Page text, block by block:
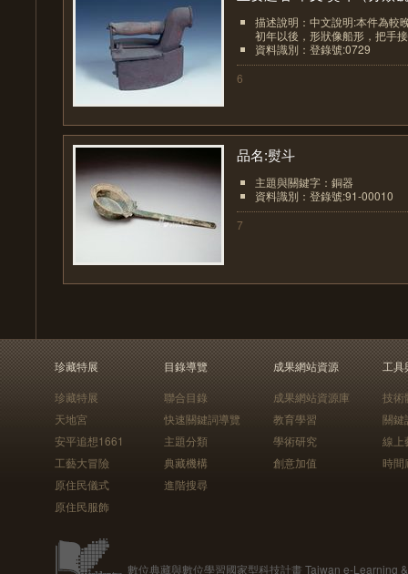
描述說明：中文說明:本件為較
初年以後，形狀像船形，把手
資料識別：登錄號:0729
6
品名:熨斗
主題與關鍵字：銅器
資料識別：登錄號:91-00010
7
珍藏特展
珍藏特展
天地宮
安平追想1661
工藝大冒險
原住民儀式
原住民服飾
目錄導覽
聯合目錄
快速關鍵詞導覽
主題分類
典藏機構
進階搜尋
成果網站資源
成果網站資源庫
教育學習
學術研究
創意加值
工具
技術
關鍵
線上
時間
數位典藏與數位學習國家型科技計畫 Taiwan e-Learning